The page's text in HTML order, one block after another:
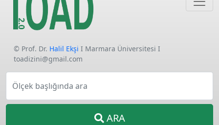
© Prof. Dr. Halil Ekşi I Marmara Üniversitesi I
toadizini@gmail.com
Ölçek başlığında ara
ARA